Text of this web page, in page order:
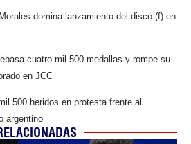
domina lanzamiento del disco (f) en
cuatro mil 500 medallas y rompe su
en JCC
500 heridos en protesta frente al
argentino